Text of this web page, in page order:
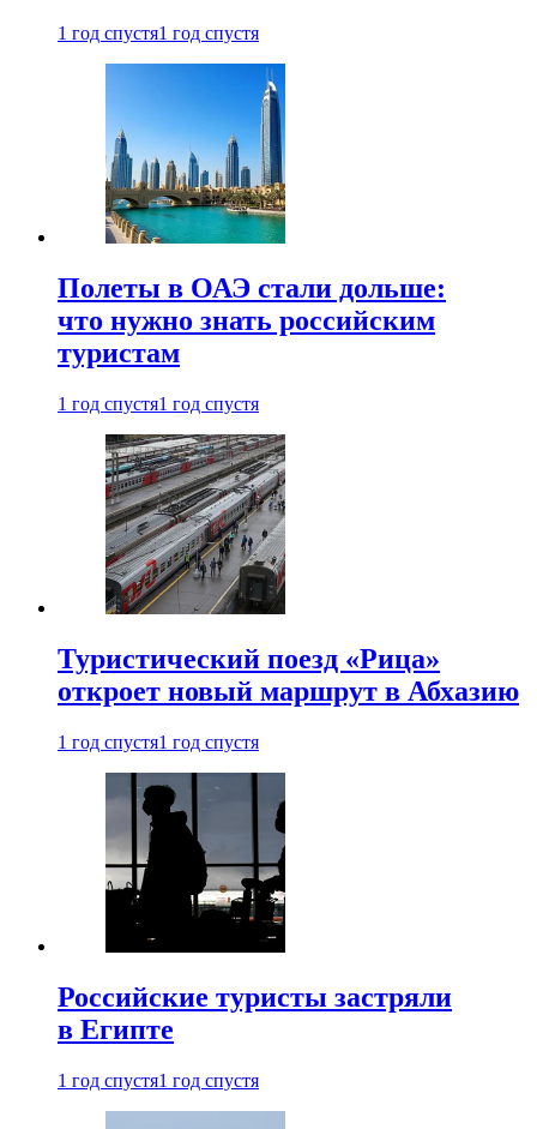
1 год спустя1 год спустя
Полеты в ОАЭ стали дольше:
что нужно знать российским
туристам
1 год спустя1 год спустя
Туристический поезд «Рица»
откроет новый маршрут в Абхазию
1 год спустя1 год спустя
Российские туристы застряли
в Египте
1 год спустя1 год спустя